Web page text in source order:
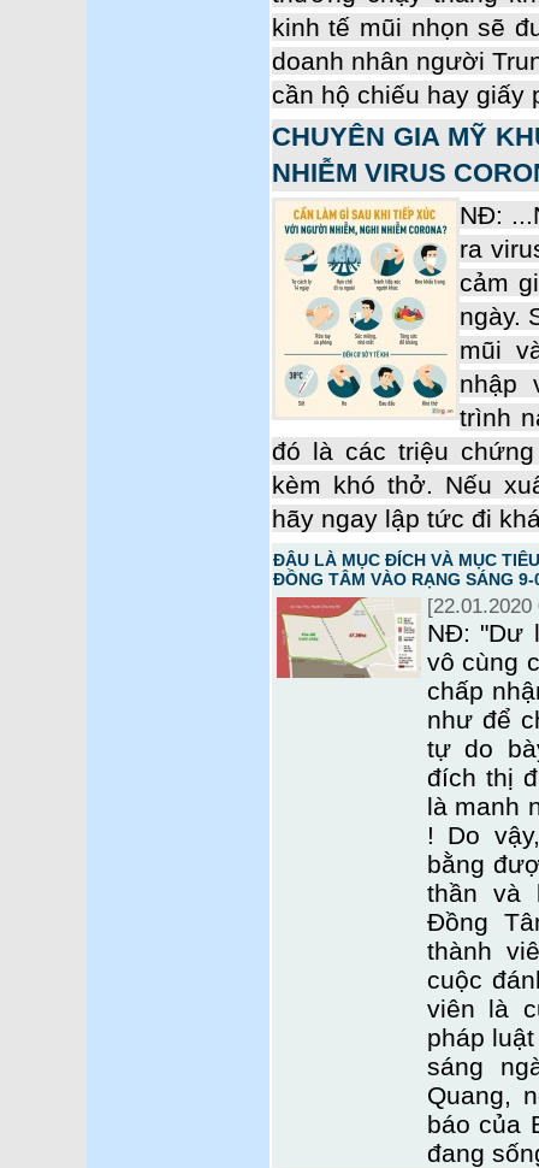
kinh tế mũi nhọn sẽ
doanh nhân người
cần hộ chiếu hay giấy
CHUYÊN GIA MỸ
NHIỄM VIRUS
NĐ:
ra
cảm
ngày.
mũi
nhập
trình
đó là các triệu
kèm khó thở. Nếu
hãy ngay lập tức đi
ĐÂU LÀ MỤC ĐÍCH VÀ MỤC
ĐỒNG TÂM VÀO RẠNG SÁNG
[22.01.2020
NĐ: "Dư
vô cùng
chấp
như để
tự do
đích thị
là manh
! Do
bằng
thần và
Đồng
thành
cuộc
viên là
pháp
sáng
Quang,
báo của
đang